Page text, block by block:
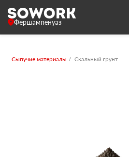
Фершампенуаз
Сыпучие материалы Скальный грунт